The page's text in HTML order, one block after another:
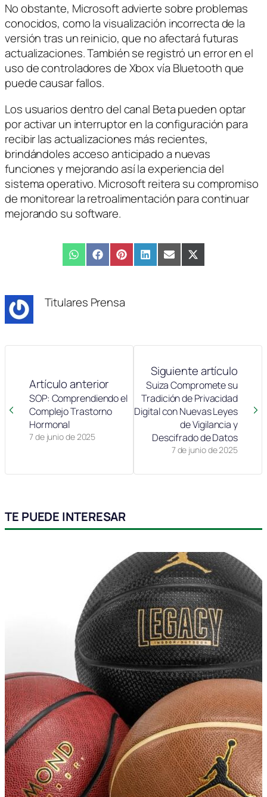
No obstante, Microsoft advierte sobre problemas
conocidos, como la visualización incorrecta de la
versión tras un reinicio, que no afectará futuras
actualizaciones. También se registró un error en el
uso de controladores de Xbox vía Bluetooth que
puede causar fallos.
Los usuarios dentro del canal Beta pueden optar
por activar un interruptor en la configuración para
recibir las actualizaciones más recientes,
brindándoles acceso anticipado a nuevas
funciones y mejorando así la experiencia del
sistema operativo. Microsoft reitera su compromiso
de monitorear la retroalimentación para continuar
mejorando su software.
Compartir
en
WhatsAppCompartir
en
FacebookCompartir
en
PinterestCompartir
en
LinkedInCompartir
en
EmailCompartir
en
X
(Twitter)
Titulares Prensa
Artículo anterior
7 de junio de 2025
SOP: Comprendiendo el
Complejo Trastorno
Hormonal
Siguiente artículo
7 de junio de 2025
Suiza Compromete su
Tradición de Privacidad
Digital con Nuevas Leyes
de Vigilancia y
Descifrado de Datos
TE PUEDE INTERESAR